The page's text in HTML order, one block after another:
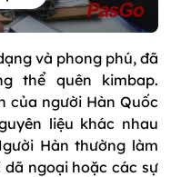
và phong phú, đã
thể quên kimbap.
của người Hàn Quốc
liệu khác nhau
Hàn thường làm
ngoại hoặc các sự